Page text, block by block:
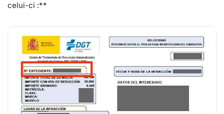
celui-ci :**